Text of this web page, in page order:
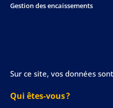
Gestion des encaissements
Sur ce site, vos données
Qui êtes-vous ?